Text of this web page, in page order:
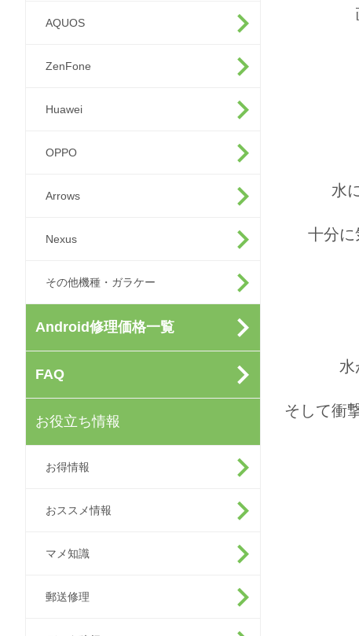
AQUOS
ZenFone
Huawei
OPPO
Arrows
Nexus
その他機種・ガラケー
Android修理価格一覧
FAQ
お役立ち情報
お得情報
おススメ情報
マメ知識
郵送修理
水
十分に
水
そして衝